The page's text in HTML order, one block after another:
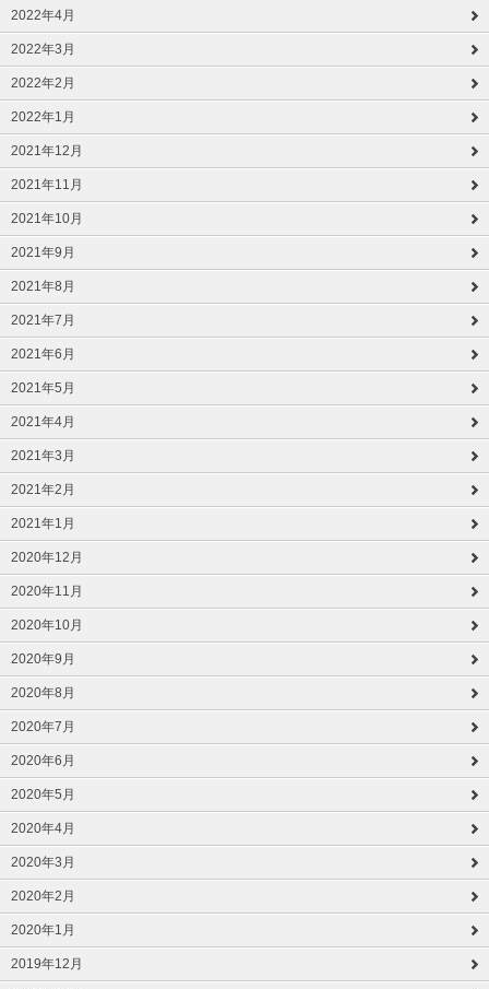
2022年4月
2022年3月
2022年2月
2022年1月
2021年12月
2021年11月
2021年10月
2021年9月
2021年8月
2021年7月
2021年6月
2021年5月
2021年4月
2021年3月
2021年2月
2021年1月
2020年12月
2020年11月
2020年10月
2020年9月
2020年8月
2020年7月
2020年6月
2020年5月
2020年4月
2020年3月
2020年2月
2020年1月
2019年12月